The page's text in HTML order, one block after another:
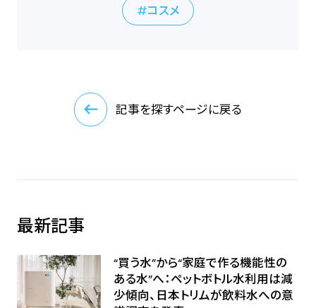
コスメ
記事を探すページに戻る
最新記事
“買う水”から“家庭で作る機能性の
ある水”へ：ペットボトル水利用は減
少傾向、日本トリムが飲料水への意